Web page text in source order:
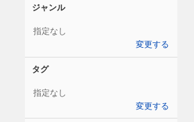
ジャンル
指定なし
変更する
タグ
指定なし
変更する